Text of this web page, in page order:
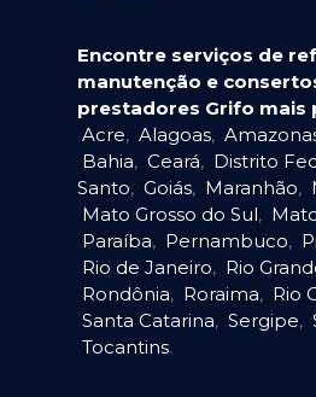
Encontre serviços de
manutenção e
prestadores Grifo mais
Acre, Alagoas,
Bahia, Ceará, Distrito
Santo, Goiás, Maranhão,
Mato Grosso do Sul,
Paraíba, Pernambuco,
Rio de Janeiro, Rio
Rondônia, Roraima, Rio
Santa Catarina, Sergipe,
Tocantins.